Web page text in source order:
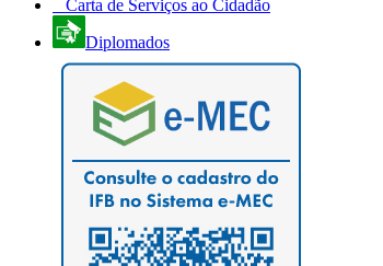
Carta de Serviços ao Cidadão
Diplomados